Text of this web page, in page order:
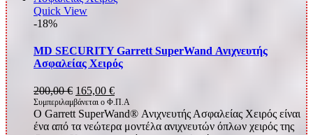
Quick View
-18%
MD SECURITY Garrett SuperWand Ανιχνευτής
Ασφαλείας Χειρός
200,00€ Original
price
was:
200,00 €.
165,00 €Η
τρέχουσα
τιμή
είναι:
Συμπεριλαμβάνεται ο Φ.Π.Α
Ο Garrett SuperWand® Ανιχνευτής Ασφαλείας Χειρός είναι
ένα από τα νεώτερα μοντέλα ανιχνευτών όπλων χειρός της